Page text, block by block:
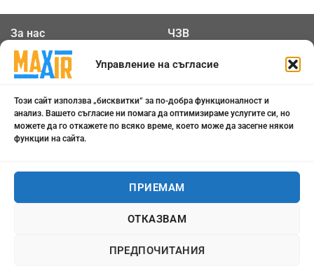
Управление на съгласие
Този сайт използва „бисквитки“ за по-добра функционалност и
анализ. Вашето съгласие ни помага да оптимизираме услугите си, но
можете да го откажете по всяко време, което може да засегне някои
функции на сайта.
ПРИЕМАМ
ОТКАЗВАМ
ПРЕДПОЧИТАНИЯ
За нас
Общи условия
поверителност
ЧЗВ
Контакти
Понеделник - Петък от